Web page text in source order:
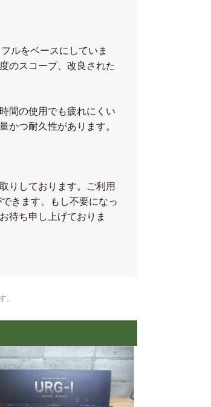
ルをベースにしていま
のスコープ、改良された
間の使用でも疲れにくい
かつ耐久性があります。
りしております。ご利用
きます。もし不要になっ
待ち申し上げておりま
。